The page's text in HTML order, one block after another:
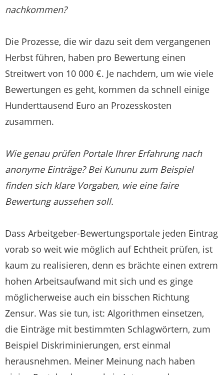
nachkommen?
Die Prozesse, die wir dazu seit dem vergangenen
Herbst führen, haben pro Bewertung einen
Streitwert von 10 000 €. Je nachdem, um wie viele
Bewertungen es geht, kommen da schnell einige
Hunderttausend Euro an Prozesskosten
zusammen.
Wie genau prüfen Portale Ihrer Erfahrung nach
anonyme Einträge? Bei Kununu zum Beispiel
finden sich klare Vorgaben, wie eine faire
Bewertung aussehen soll.
Dass Arbeitgeber-Bewertungsportale jeden Eintrag
vorab so weit wie möglich auf Echtheit prüfen, ist
kaum zu realisieren, denn es brächte einen extrem
hohen Arbeitsaufwand mit sich und es ginge
möglicherweise auch ein bisschen Richtung
Zensur. Was sie tun, ist: Algorithmen einsetzen,
die Einträge mit bestimmten Schlagwörtern, zum
Beispiel Diskriminierungen, erst einmal
herausnehmen. Meiner Meinung nach haben